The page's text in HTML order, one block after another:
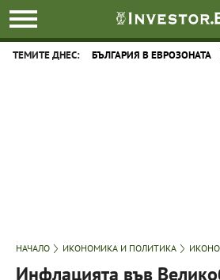
ТЕМИТЕ ДНЕС: БЪЛГАРИЯ В ЕВРОЗОНАТА
НАЧАЛО ИКОНОМИКА И ПОЛИТИКА
Инфлацията във